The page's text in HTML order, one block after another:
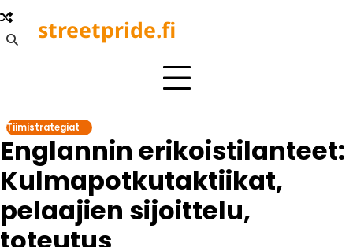
Skip
to
content
streetpride.fi
Tiimistrategiat
Englannin erikoistilanteet:
Kulmapotkutaktiikat,
pelaajien sijoittelu,